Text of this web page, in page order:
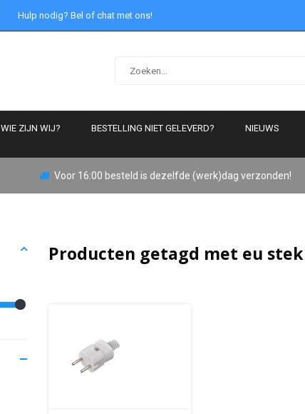
Hulp nodig? Bel of chat met ons!
WIE ZIJN WIJ? BESTELLING NIET GELEVERD? NIEUWS
Voor 16:00 besteld is dezelfde (werk)dag verzonden!
Producten getagd met eu